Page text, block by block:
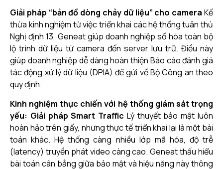
Giải pháp “bản đồ dòng chảy dữ liệu” cho camera Kế
thừa kinh nghiệm từ việc triển khai các hệ thống tuân thủ
Nghị định 13, Geneat giúp doanh nghiệp số hóa toàn bộ
lộ trình dữ liệu từ camera đến server lưu trữ. Điều này
giúp doanh nghiệp dễ dàng hoàn thiện Báo cáo đánh giá
tác động xử lý dữ liệu (DPIA) để gửi về Bộ Công an theo
quy định.
Kinh nghiệm thực chiến với hệ thống giám sát trọng
yếu: Giải pháp Smart Traffic Lý thuyết bảo mật luôn
hoàn hảo trên giấy, nhưng thực tế triển khai lại là một bài
toán khác. Hệ thống càng nhiều lớp mã hóa, độ trễ
(latency) truyền phát video càng cao. Geneat thấu hiểu
bài toán cân bằng giữa bảo mật và hiệu năng này thông